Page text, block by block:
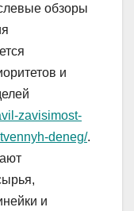
обзоры
и
zavisimost-
deneg/.
и